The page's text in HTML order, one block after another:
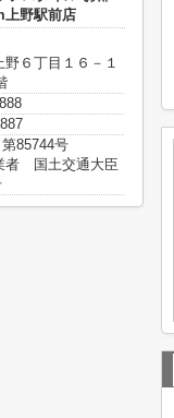
上野駅前店
６丁目１６－１
85744号
者 国土交通大臣